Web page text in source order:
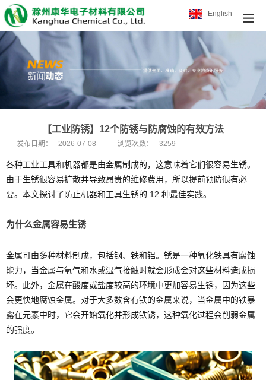
English
【工业防锈】12个防锈与防腐蚀的有效方法
发布日期： 2026-07-08 浏览次数： 3259
各种工业工具和机器都是由金属制成的，这意味着它们很容易生锈。
由于生锈很容易扩散并导致昂贵的维修费用，所以提前预防很有必
要。 本文探讨了防止机器和工具生锈的 12 种最佳实践。
为什么金属容易生锈
金属可由多种材料制成，包括钢、铁和铝。锈是一种氧化铁具有腐蚀
能力，当金属与氧气和水或湿气接触时就会形成会对这些材料造成损
坏。此外，金属在酸度或盐度较高的环境中更加容易生锈，因为这些
会更快地腐蚀金属。对于大多数含有铁的金属来说，当金属中的铁暴
露在元素中时，它会开始氧化并形成铁锈，这种氧化过程会削弱金属
的强度。